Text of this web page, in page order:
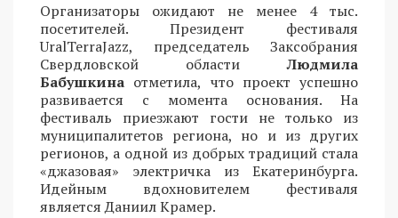
Организаторы ожидают не менее 4 тыс.
посетителей. Президент фестиваля
UralTerraJazz, председатель Заксобрания
Свердловской областиЛюдмила
Бабушкина отметила, что проект успешно
развивается с момента основания. На
фестиваль приезжают гости не только из
муниципалитетов региона, но и из других
регионов, а одной из добрых традиций стала
«джазовая» электричка из Екатеринбурга.
Идейным вдохновителем фестиваля
является Даниил Крамер.